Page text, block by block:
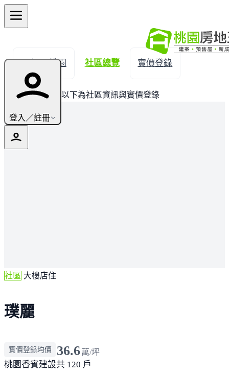
登入／註冊
← 返回桃園 社區總覽 實價登錄
此建案已完銷，以下為社區資訊與實價登錄
社區 大樓店住
璞麗
實價登錄均價 36.6萬/坪
桃園香賓建設共 120 戶